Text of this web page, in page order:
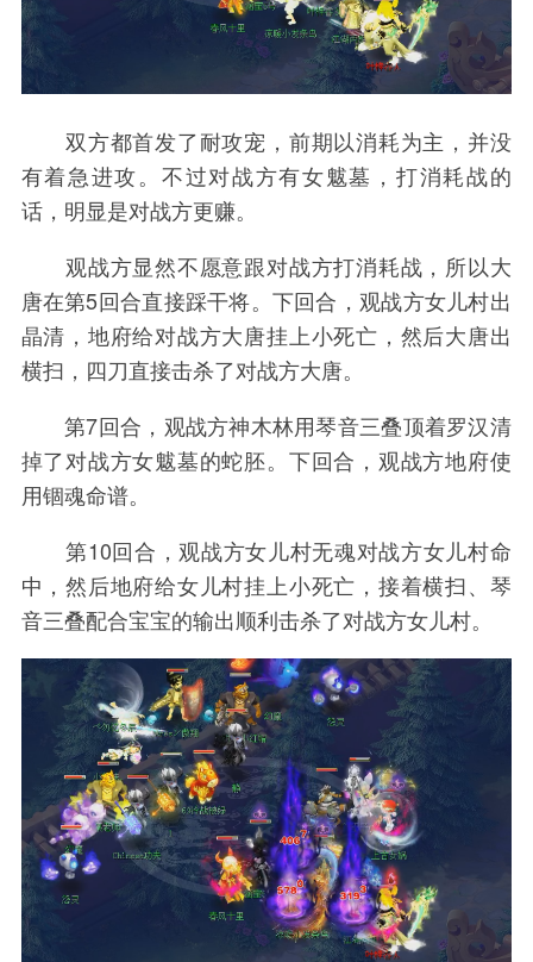
双方都首发了耐攻宠，前期以消耗为主，并没
有着急进攻。不过对战方有女魃墓，打消耗战的
话，明显是对战方更赚。
观战方显然不愿意跟对战方打消耗战，所以大
唐在第5回合直接踩干将。下回合，观战方女儿村出
晶清，地府给对战方大唐挂上小死亡，然后大唐出
横扫，四刀直接击杀了对战方大唐。
第7回合，观战方神木林用琴音三叠顶着罗汉清
掉了对战方女魃墓的蛇胚。下回合，观战方地府使
用锢魂命谱。
第10回合，观战方女儿村无魂对战方女儿村命
中，然后地府给女儿村挂上小死亡，接着横扫、琴
音三叠配合宝宝的输出顺利击杀了对战方女儿村。